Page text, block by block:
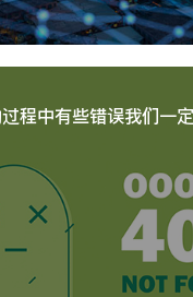
程中有些错误我们一